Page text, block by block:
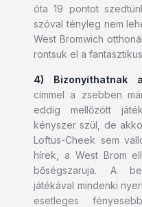
óta 19 pontot
szóval tényleg nem
West Bromwich
rontsuk el a
4) Bizonyíthatnak
címmel a zsebben
eddig mellőzött
kényszer szül, de
Loftus-Cheek sem
hírek, a West Brom
bőségszaruja. A
játékával mindenki
esetleges